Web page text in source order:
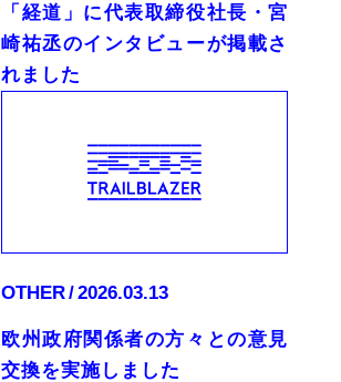
「経道」に代表取締役社長・宮
崎祐丞のインタビューが掲載さ
れました
OTHER 2026.03.13
欧州政府関係者の方々との意見
交換を実施しました